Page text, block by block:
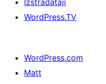
Izstrādātāji
WordPress.TV
WordPress.com
Matt